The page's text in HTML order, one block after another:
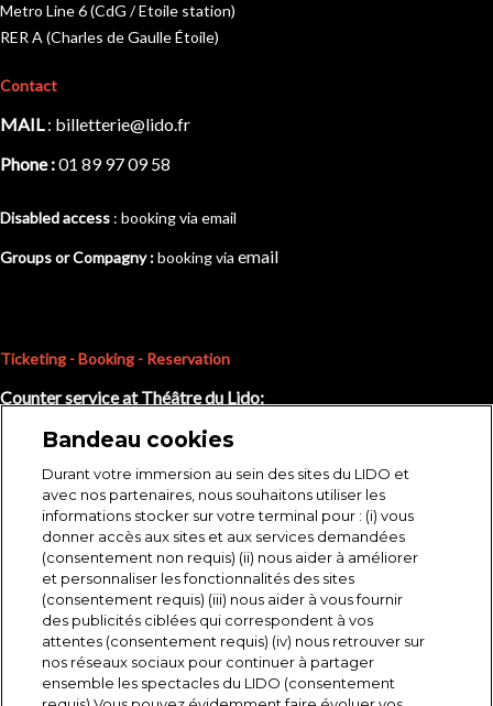
Metro Line 6 (CdG / Etoile station)
RER A (Charles de Gaulle Étoile)
Contact
MAIL: billetterie@lido.fr
Phone :01 89 97 09 58
Disabled access : booking via email
Groups or Compagny :booking via email
Ticketing - Booking - Reservation
Counter service at Théâtre du Lido:
Monday to Friday : 2pm to 6pm
Saturday : 1pm to 6pm
Sunday : 1pm to 3pm
Bandeau cookies
Durant votre immersion au sein des sites du LIDO et
avec nos partenaires, nous souhaitons utiliser les
informations stocker sur votre terminal pour : (i) vous
donner accès aux sites et aux services demandées
(consentement non requis) (ii) nous aider à améliorer
et personnaliser les fonctionnalités des sites
(consentement requis) (iii) nous aider à vous fournir
des publicités ciblées qui correspondent à vos
attentes (consentement requis) (iv) nous retrouver sur
nos réseaux sociaux pour continuer à partager
ensemble les spectacles du LIDO (consentement